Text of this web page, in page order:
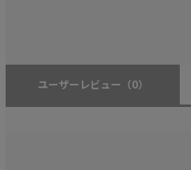
ユーザーレビュー （0）